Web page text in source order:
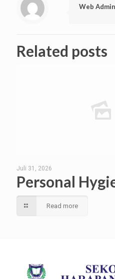
Web
Related posts
Juli 31, 2026
Personal
Read more